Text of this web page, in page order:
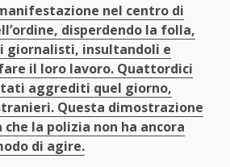
nel centro di
disperdendo la folla,
giornalisti, insultandoli e
il loro lavoro. Quattordici
aggrediti quel giorno,
Questa dimostrazione
la polizia non ha ancora
di agire.